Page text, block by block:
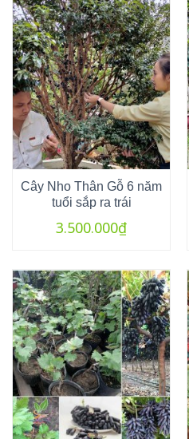
Cây Nho Thân Gỗ 6 năm
tuổi sắp ra trái
3.500.000₫